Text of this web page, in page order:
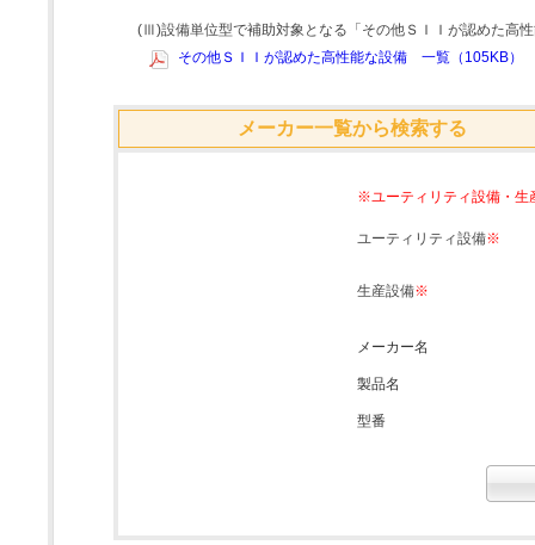
(Ⅲ)設備単位型で補助対象となる「その他ＳＩＩが認めた高
その他ＳＩＩが認めた高性能な設備 一覧（105KB）
メーカー一覧から検索する
※ユーティリティ設備・生
ユーティリティ設備※
生産設備※
メーカー名
製品名
型番